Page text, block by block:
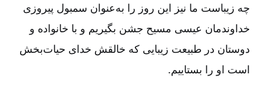
چه زیباست ما نیز این روز را به‌عنوان سمبول پیروزی
خداوندمان عیسی مسیح جشن بگیریم و با خانواده و
دوستان در طبیعت زیبایی که خالقش خدای حیات‌بخش
است او را بستاییم.